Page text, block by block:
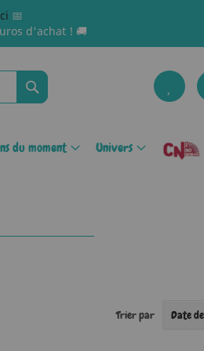
📅
d'achat ! 🚚
Rechercher
du moment Univers
Trier par